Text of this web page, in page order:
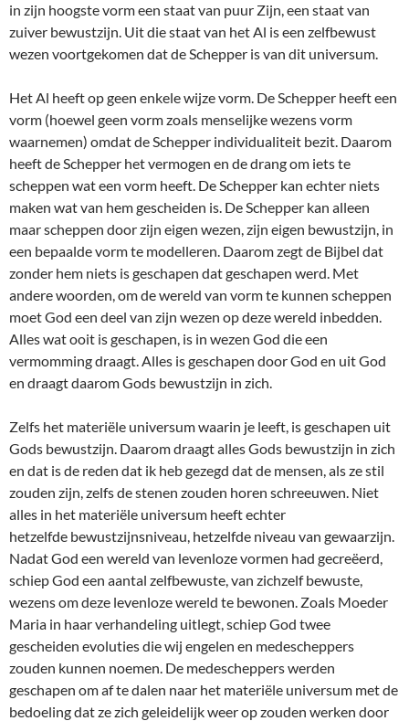
in zijn hoogste vorm een staat van puur Zijn, een staat van
zuiver bewustzijn. Uit die staat van het Al is een zelfbewust
wezen voortgekomen dat de Schepper is van dit universum.
Het Al heeft op geen enkele wijze vorm. De Schepper heeft een
vorm (hoewel geen vorm zoals menselijke wezens vorm
waarnemen) omdat de Schepper individualiteit bezit. Daarom
heeft de Schepper het vermogen en de drang om iets te
scheppen wat een vorm heeft. De Schepper kan echter niets
maken wat van hem gescheiden is. De Schepper kan alleen
maar scheppen door zijn eigen wezen, zijn eigen bewustzijn, in
een bepaalde vorm te modelleren. Daarom zegt de Bijbel dat
zonder hem niets is geschapen dat geschapen werd. Met
andere woorden, om de wereld van vorm te kunnen scheppen
moet God een deel van zijn wezen op deze wereld inbedden.
Alles wat ooit is geschapen, is in wezen God die een
vermomming draagt. Alles is geschapen door God en uit God
en draagt daarom Gods bewustzijn in zich.
Zelfs het materiële universum waarin je leeft, is geschapen uit
Gods bewustzijn. Daarom draagt alles Gods bewustzijn in zich
en dat is de reden dat ik heb gezegd dat de mensen, als ze stil
zouden zijn, zelfs de stenen zouden horen schreeuwen. Niet
alles in het materiële universum heeft echter
hetzelfde bewustzijnsniveau, hetzelfde niveau van gewaarzijn.
Nadat God een wereld van levenloze vormen had gecreëerd,
schiep God een aantal zelfbewuste, van zichzelf bewuste,
wezens om deze levenloze wereld te bewonen. Zoals Moeder
Maria in haar verhandeling uitlegt, schiep God twee
gescheiden evoluties die wij engelen en medescheppers
zouden kunnen noemen. De medescheppers werden
geschapen om af te dalen naar het materiële universum met de
bedoeling dat ze zich geleidelijk weer op zouden werken door